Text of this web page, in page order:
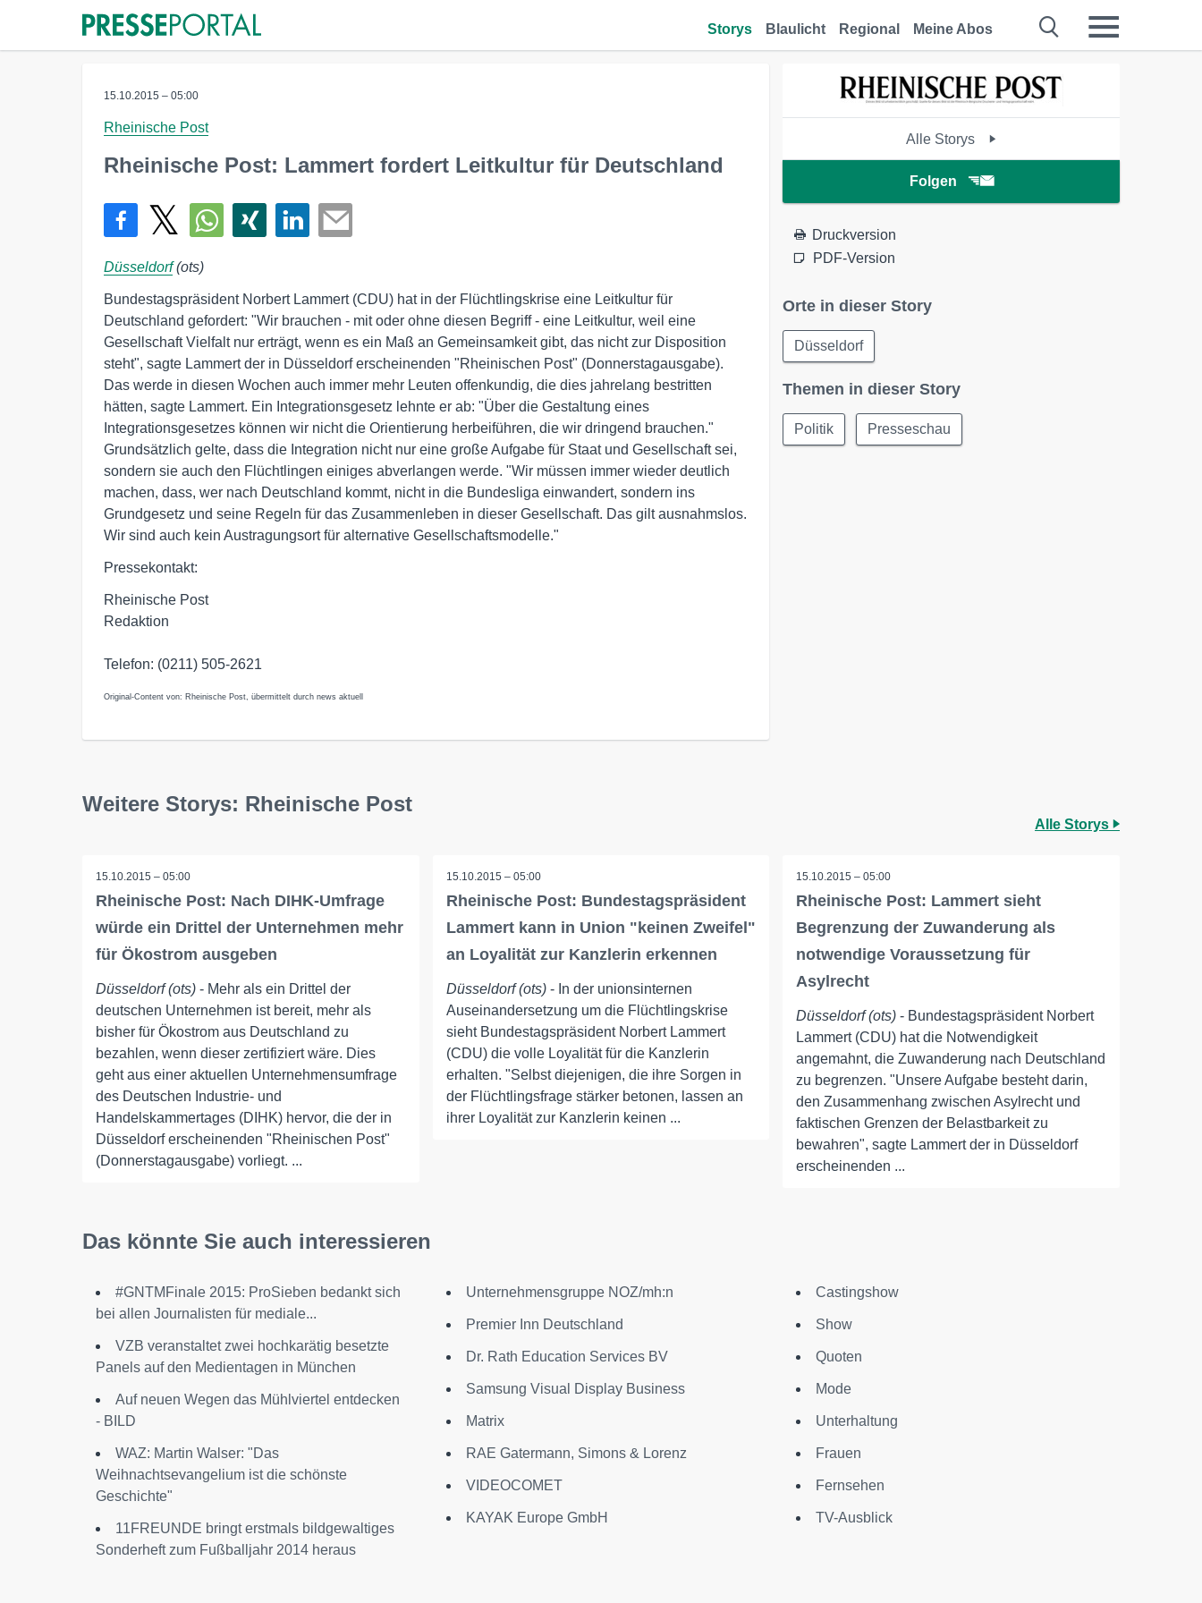
Storys Blaulicht Regional Meine Abos
15.10.2015 – 05:00
Rheinische Post
Rheinische Post: Lammert fordert Leitkultur für Deutschland
Düsseldorf(ots)
Bundestagspräsident Norbert Lammert (CDU) hat in der Flüchtlingskrise eine Leitkultur für
Deutschland gefordert: "Wir brauchen - mit oder ohne diesen Begriff - eine Leitkultur, weil eine
Gesellschaft Vielfalt nur erträgt, wenn es ein Maß an Gemeinsamkeit gibt, das nicht zur Disposition
steht", sagte Lammert der in Düsseldorf erscheinenden "Rheinischen Post" (Donnerstagausgabe).
Das werde in diesen Wochen auch immer mehr Leuten offenkundig, die dies jahrelang bestritten
hätten, sagte Lammert. Ein Integrationsgesetz lehnte er ab: "Über die Gestaltung eines
Integrationsgesetzes können wir nicht die Orientierung herbeiführen, die wir dringend brauchen."
Grundsätzlich gelte, dass die Integration nicht nur eine große Aufgabe für Staat und Gesellschaft sei,
sondern sie auch den Flüchtlingen einiges abverlangen werde. "Wir müssen immer wieder deutlich
machen, dass, wer nach Deutschland kommt, nicht in die Bundesliga einwandert, sondern ins
Grundgesetz und seine Regeln für das Zusammenleben in dieser Gesellschaft. Das gilt ausnahmslos.
Wir sind auch kein Austragungsort für alternative Gesellschaftsmodelle."
Pressekontakt:
Rheinische Post
Redaktion
Telefon: (0211) 505-2621
Original-Content von: Rheinische Post, übermittelt durch news aktuell
Alle Storys
Folgen
Druckversion
PDF-Version
Orte in dieser Story
Düsseldorf
Themen in dieser Story
Politik Presseschau
Weitere Storys: Rheinische Post
Alle Storys
15.10.2015 – 05:00
Rheinische Post: Nach DIHK-Umfrage
würde ein Drittel der Unternehmen mehr
für Ökostrom ausgeben
Düsseldorf (ots) - Mehr als ein Drittel der
deutschen Unternehmen ist bereit, mehr als
bisher für Ökostrom aus Deutschland zu
bezahlen, wenn dieser zertifiziert wäre. Dies
geht aus einer aktuellen Unternehmensumfrage
des Deutschen Industrie- und
Handelskammertages (DIHK) hervor, die der in
Düsseldorf erscheinenden "Rheinischen Post"
(Donnerstagausgabe) vorliegt. ...
15.10.2015 – 05:00
Rheinische Post: Bundestagspräsident
Lammert kann in Union "keinen Zweifel"
an Loyalität zur Kanzlerin erkennen
Düsseldorf (ots)- In der unionsinternen
Auseinandersetzung um die Flüchtlingskrise
sieht Bundestagspräsident Norbert Lammert
(CDU) die volle Loyalität für die Kanzlerin
erhalten. "Selbst diejenigen, die ihre Sorgen in
der Flüchtlingsfrage stärker betonen, lassen an
ihrer Loyalität zur Kanzlerin keinen ...
15.10.2015 – 05:00
Rheinische Post: Lammert sieht
Begrenzung der Zuwanderung als
notwendige Voraussetzung für
Asylrecht
Düsseldorf (ots) - Bundestagspräsident Norbert
Lammert (CDU) hat die Notwendigkeit
angemahnt, die Zuwanderung nach Deutschland
zu begrenzen. "Unsere Aufgabe besteht darin,
den Zusammenhang zwischen Asylrecht und
faktischen Grenzen der Belastbarkeit zu
bewahren", sagte Lammert der in Düsseldorf
erscheinenden ...
Das könnte Sie auch interessieren
#GNTMFinale 2015: ProSieben bedankt sich
bei allen Journalisten für mediale...
VZB veranstaltet zwei hochkarätig besetzte
Panels auf den Medientagen in München
Auf neuen Wegen das Mühlviertel entdecken
- BILD
WAZ: Martin Walser: "Das
Weihnachtsevangelium ist die schönste
Geschichte"
11FREUNDE bringt erstmals bildgewaltiges
Sonderheft zum Fußballjahr 2014 heraus
Unternehmensgruppe NOZ/mh:n
Premier Inn Deutschland
Dr. Rath Education Services BV
Samsung Visual Display Business
Matrix
RAE Gatermann, Simons & Lorenz
VIDEOCOMET
KAYAK Europe GmbH
Castingshow
Show
Quoten
Mode
Unterhaltung
Frauen
Fernsehen
TV-Ausblick